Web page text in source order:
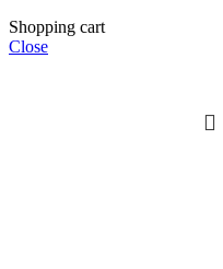
Shopping cart
Close